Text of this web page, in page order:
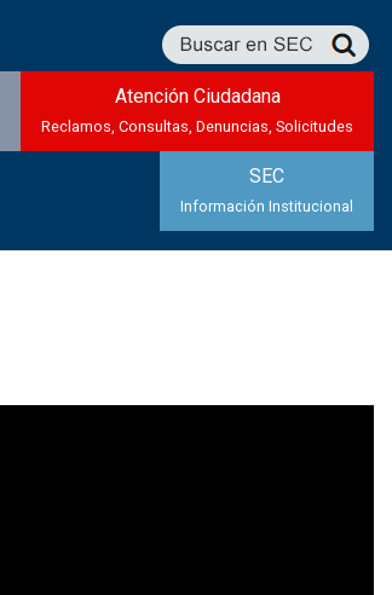
Atención Ciudadana
Reclamos, Consultas, Denuncias, Solicitudes
SEC
Información Institucional